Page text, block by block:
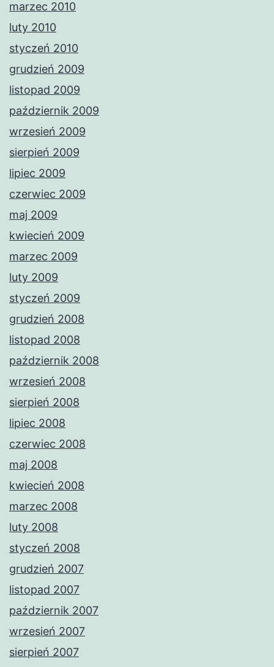
marzec 2010
luty 2010
styczeń 2010
grudzień 2009
listopad 2009
październik 2009
wrzesień 2009
sierpień 2009
lipiec 2009
czerwiec 2009
maj 2009
kwiecień 2009
marzec 2009
luty 2009
styczeń 2009
grudzień 2008
listopad 2008
październik 2008
wrzesień 2008
sierpień 2008
lipiec 2008
czerwiec 2008
maj 2008
kwiecień 2008
marzec 2008
luty 2008
styczeń 2008
grudzień 2007
listopad 2007
październik 2007
wrzesień 2007
sierpień 2007